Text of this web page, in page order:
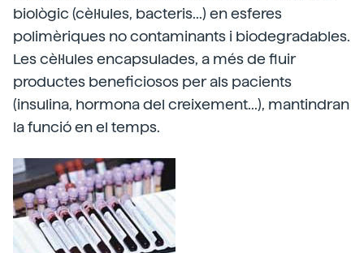
biològic (cèl·lules, bacteris...) en esferes
polimèriques no contaminants i biodegradables.
Les cèl·lules encapsulades, a més de fluir
productes beneficiosos per als pacients
(insulina, hormona del creixement...), mantindran
la funció en el temps.